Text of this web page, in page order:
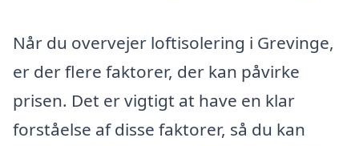
Når du overvejer loftisolering i Grevinge,
er der flere faktorer, der kan påvirke
prisen. Det er vigtigt at have en klar
forståelse af disse faktorer, så du kan